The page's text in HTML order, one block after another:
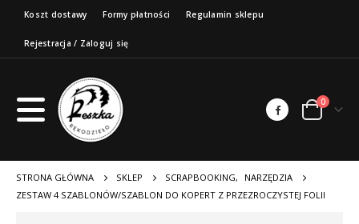
Koszt dostawy Formy płatności Regulamin sklepu
Rejestracja / Zaloguj się
0
STRONA GŁÓWNA SKLEP SCRAPBOOKING,
NARZĘDZIA
ZESTAW 4 SZABLONÓW/SZABLON DO KOPERT Z PRZEZROCZYSTEJ FOLII